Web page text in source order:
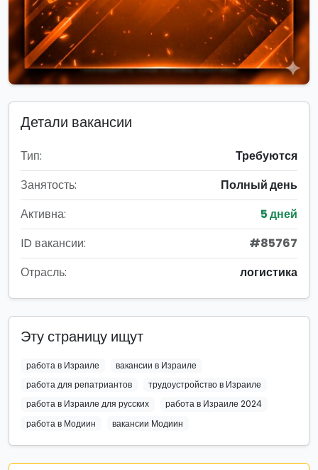
Детали вакансии
Тип:
Требуются
Занятость:
Полный день
Активна:
5 дней
ID вакансии:
#85767
Отрасль:
логистика
Эту страницу ищут
работа в Израиле
вакансии в Израиле
работа для репатриантов
трудоустройство в Израиле
работа в Израиле для русских
работа в Израиле 2024
работа в Модиин
вакансии Модиин